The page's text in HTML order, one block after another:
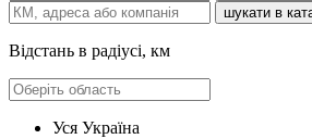
шукати в
Відстань в радіусі, км
Уся Україна